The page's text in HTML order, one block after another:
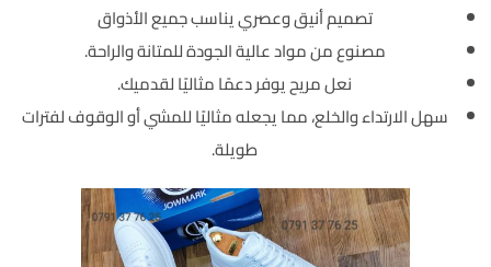
تصميم أنيق وعصري يناسب جميع الأذواق
مصنوع من مواد عالية الجودة للمتانة والراحة.
نعل مريح يوفر دعمًا مثاليًا لقدميك.
سهل الارتداء والخلع، مما يجعله مثاليًا للمشي أو الوقوف لفترات
طويلة.